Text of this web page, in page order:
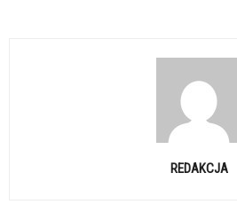
REDAKCJA